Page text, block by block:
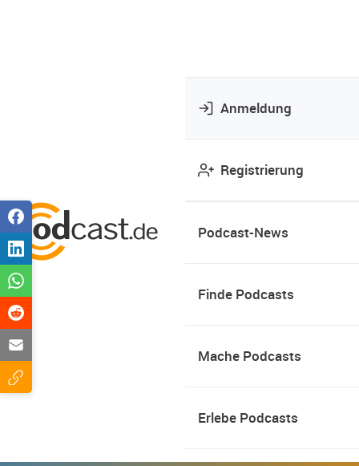
Anmeldung
Registrierung
Podcast-News
Finde Podcasts
Mache Podcasts
Erlebe Podcasts